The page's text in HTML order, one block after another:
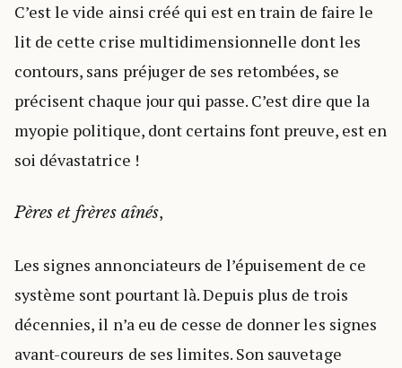
C’est le vide ainsi créé qui est en train de faire le
lit de cette crise multidimensionnelle dont les
contours, sans préjuger de ses retombées, se
précisent chaque jour qui passe. C’est dire que la
myopie politique, dont certains font preuve, est en
soi dévastatrice !
Pères et frères aînés,
Les signes annonciateurs de l’épuisement de ce
système sont pourtant là. Depuis plus de trois
décennies, il n’a eu de cesse de donner les signes
avant-coureurs de ses limites. Son sauvetage